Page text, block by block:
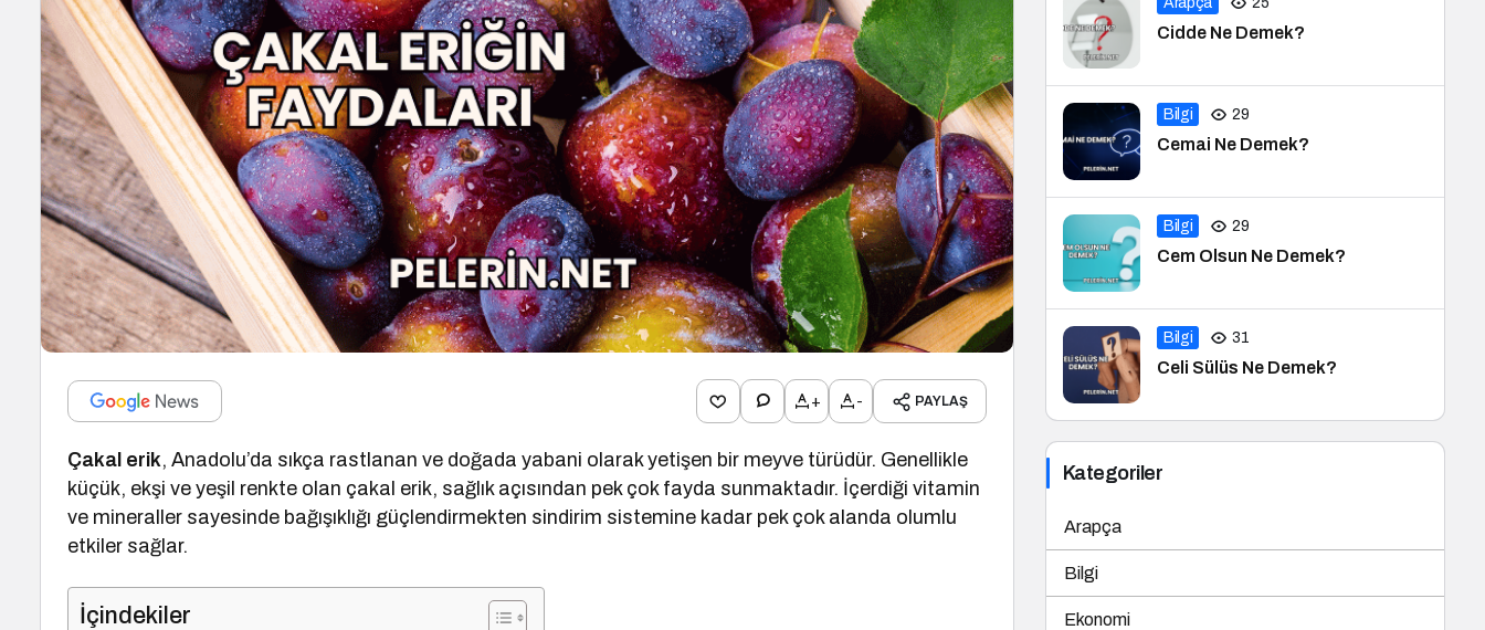
+ - PAYLAŞ
Çakal erik, Anadolu’da sıkça rastlanan ve doğada yabani olarak yetişen bir meyve türüdür. Genellikle
küçük, ekşi ve yeşil renkte olan çakal erik, sağlık açısından pek çok fayda sunmaktadır. İçerdiği vitamin
ve mineraller sayesinde bağışıklığı güçlendirmekten sindirim sistemine kadar pek çok alanda olumlu
etkiler sağlar.
İçindekiler
Cidde Ne Demek?
Bilgi 29
Cemai Ne Demek?
Bilgi 29
Cem Olsun Ne Demek?
Bilgi 31
Celi Sülüs Ne Demek?
Kategoriler
Arapça
Bilgi
Ekonomi